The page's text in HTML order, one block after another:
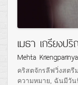
เมธา เกรียง
Mehta
คริสตจักรลีฟวิ่งสตรี
ความหมาย, ฉันมีวั